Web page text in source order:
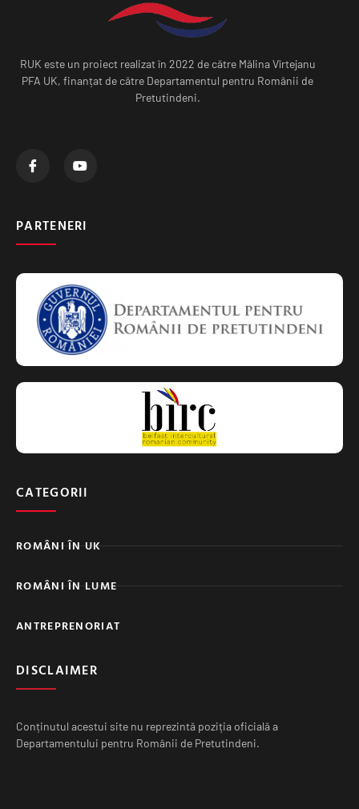
RUK este un proiect realizat în 2022 de către Mălina Vîrtejanu
PFA UK, finanțat de către Departamentul pentru Românii de
Pretutindeni.
PARTENERI
CATEGORII
ROMÂNI ÎN UK
ROMÂNI ÎN LUME
ANTREPRENORIAT
DISCLAIMER
Conținutul acestui site nu reprezintă poziția oficială a
Departamentului pentru Românii de Pretutindeni.